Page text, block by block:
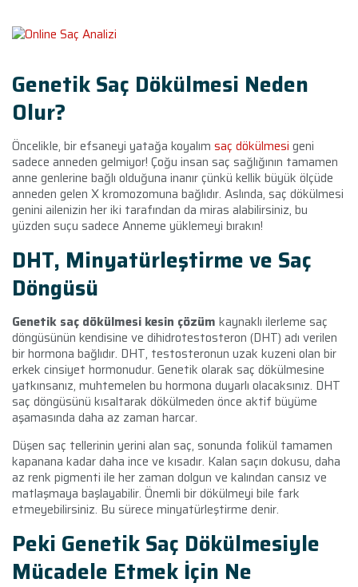
Genetik Saç Dökülmesi Neden
Olur?
Öncelikle, bir efsaneyi yatağa koyalım saç dökülmesi geni
sadece anneden gelmiyor! Çoğu insan saç sağlığının tamamen
anne genlerine bağlı olduğuna inanır çünkü kellik büyük ölçüde
anneden gelen X kromozomuna bağlıdır. Aslında, saç dökülmesi
genini ailenizin her iki tarafından da miras alabilirsiniz, bu
yüzden suçu sadece Anneme yüklemeyi bırakın!
DHT, Minyatürleştirme ve Saç
Döngüsü
Genetik saç dökülmesi kesin çözüm kaynaklı ilerleme saç
döngüsünün kendisine ve dihidrotestosteron (DHT) adı verilen
bir hormona bağlıdır. DHT, testosteronun uzak kuzeni olan bir
erkek cinsiyet hormonudur. Genetik olarak saç dökülmesine
yatkınsanız, muhtemelen bu hormona duyarlı olacaksınız. DHT
saç döngüsünü kısaltarak dökülmeden önce aktif büyüme
aşamasında daha az zaman harcar.
Düşen saç tellerinin yerini alan saç, sonunda folikül tamamen
kapanana kadar daha ince ve kısadır. Kalan saçın dokusu, daha
az renk pigmenti ile her zaman dolgun ve kalından cansız ve
matlaşmaya başlayabilir. Önemli bir dökülmeyi bile fark
etmeyebilirsiniz. Bu sürece minyatürleştirme denir.
Peki Genetik Saç Dökülmesiyle
Mücadele Etmek İçin Ne